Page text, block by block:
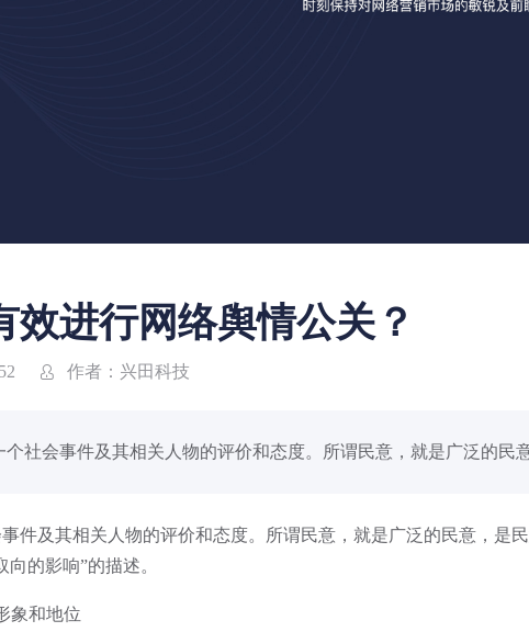
效进行网络舆情公关？
 作者：兴田科技
社会事件及其相关人物的评价和态度。所谓民意，就是广泛的民
及其相关人物的评价和态度。所谓民意，就是广泛的民意，是
的影响”的描述。
象和地位